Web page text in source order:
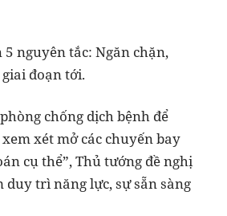
nguyên tắc: Ngăn chặn,
đoạn tới.
chống dịch bệnh để
xét mở các chuyến bay
cụ thể”, Thủ tướng đề nghị
duy trì năng lực, sự sẵn sàng